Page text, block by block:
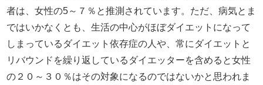
者は、女性の5～７％と推測されています。ただ、病気とま
ではいかなくとも、生活の中心がほぼダイエットになって
しまっているダイエット依存症の人や、常にダイエットと
リバウンドを繰り返しているダイエッターを含めると女性
の２０～３０％はその対象になるのではないかと思われま